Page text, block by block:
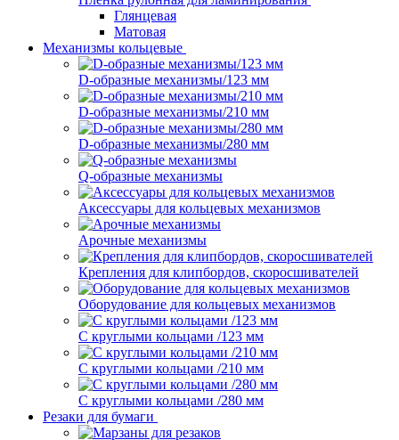
Глянцевая
Матовая
Механизмы кольцевые
D-образные механизмы/123 мм
D-образные механизмы/210 мм
D-образные механизмы/280 мм
Q-образные механизмы
Аксессуары для кольцевых механизмов
Арочные механизмы
Крепления для клипбордов, скоросшивателей
Оборудование для кольцевых механизмов
С круглыми кольцами /123 мм
С круглыми кольцами /210 мм
С круглыми кольцами /280 мм
Резаки для бумаги